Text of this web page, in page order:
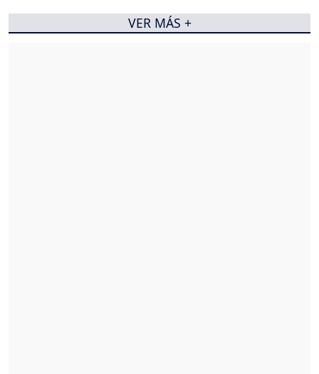
VER MÁS +